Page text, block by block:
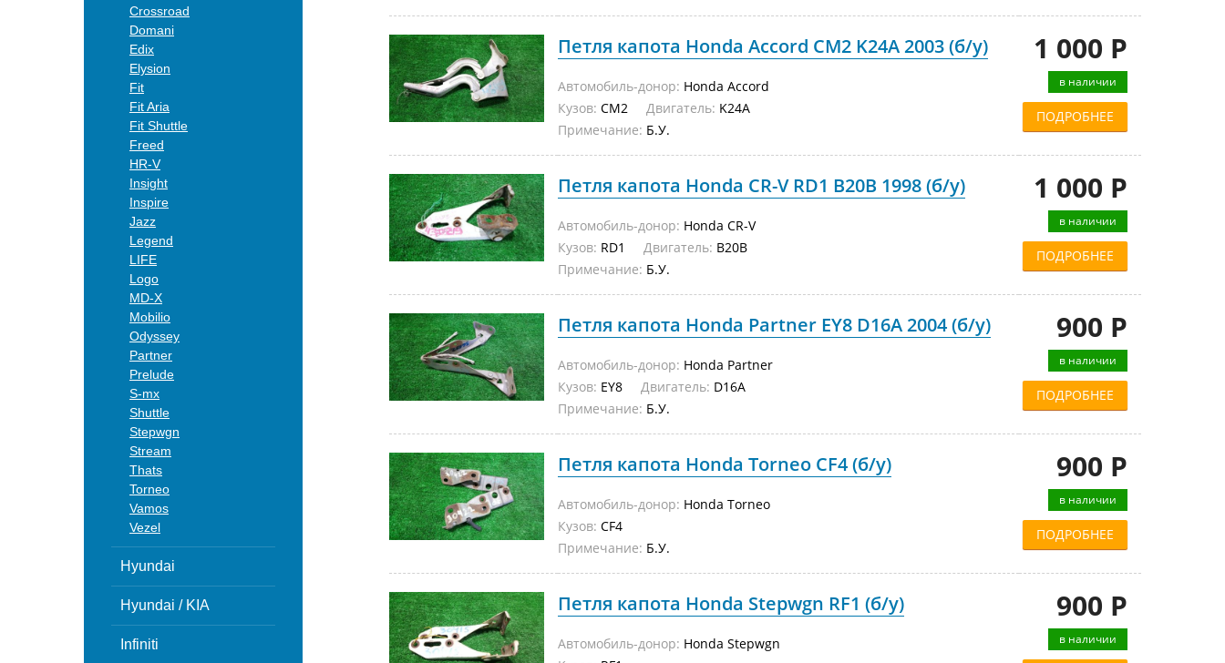
Crossroad
Domani
Edix
Elysion
Fit
Fit Aria
Fit Shuttle
Freed
HR-V
Insight
Inspire
Jazz
Legend
LIFE
Logo
MD-X
Mobilio
Odyssey
Partner
Prelude
S-mx
Shuttle
Stepwgn
Stream
Thats
Torneo
Vamos
Vezel
Hyundai
Hyundai / KIA
Infiniti
Петля капота Honda Accord CM2 K24A 2003 (б/у)
Автомобиль-донор: Honda Accord
Кузов: CM2 Двигатель: K24A
Примечание: Б.У.
1 000 Р
в наличии
ПОДРОБНЕЕ
Петля капота Honda CR-V RD1 B20B 1998 (б/у)
Автомобиль-донор: Honda CR-V
Кузов: RD1 Двигатель: B20B
Примечание: Б.У.
1 000 Р
в наличии
ПОДРОБНЕЕ
Петля капота Honda Partner EY8 D16A 2004 (б/у)
Автомобиль-донор: Honda Partner
Кузов: EY8 Двигатель: D16A
Примечание: Б.У.
900 Р
в наличии
ПОДРОБНЕЕ
Петля капота Honda Torneo CF4 (б/у)
Автомобиль-донор: Honda Torneo
Кузов: CF4
Примечание: Б.У.
900 Р
в наличии
ПОДРОБНЕЕ
Петля капота Honda Stepwgn RF1 (б/у)
Автомобиль-донор: Honda Stepwgn
900 Р
в наличии